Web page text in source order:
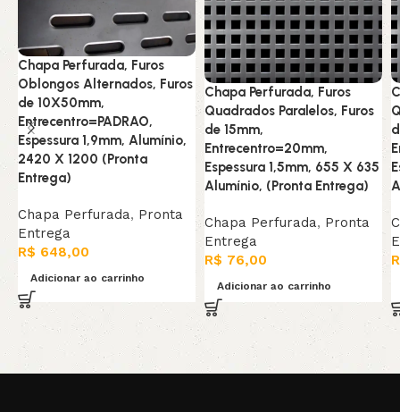
Chapa Perfurada, Furos
Oblongos Alternados, Furos
de 10X50mm,
Entrecentro=PADRAO,
Espessura 1,9mm, Alumínio,
2420 X 1200 (Pronta
Entrega)
Chapa Perfurada, Pronta
Entrega
R$ 648,00
Adicionar ao carrinho
Chapa Perfurada, Furos
Quadrados Paralelos, Furos
de 15mm,
Entrecentro=20mm,
Espessura 1,5mm, 655 X 635
Alumínio, (Pronta Entrega)
Chapa Perfurada, Pronta
Entrega
R$ 76,00
Adicionar ao carrinho